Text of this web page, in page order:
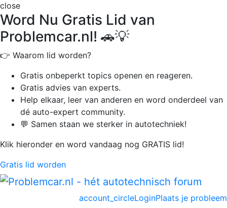
close
Word Nu Gratis Lid van
Problemcar.nl! 🚗💡
👉 Waarom lid worden?
Gratis onbeperkt topics openen en reageren.
Gratis advies van experts.
Help elkaar, leer van anderen en word onderdeel van
dé auto-expert community.
💬 Samen staan we sterker in autotechniek!
Klik hieronder en word vandaag nog GRATIS lid!
Gratis lid worden
Plaats je probleem
account_circleLogin